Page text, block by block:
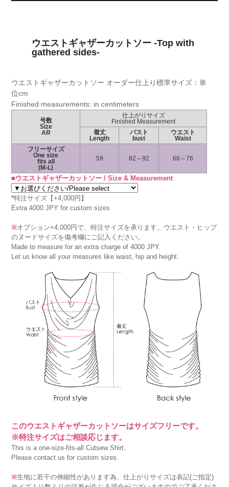
ウエストギャザーカットソー -Top with
gathered sides-
ウエストギャザーカットソー オーダー仕上り標準サイズ：単
位cm
Finished measurements: in centimeters
号数
Size
AR
仕上がりサイズ
Finished Measurement
着丈
Length
バスト
bust
ウエスト
Waist
フリーサイズ
One size
fits all
(M-L)
59 82～92 66～76
■ウエストギャザーカットソー / Size & Measurement
*特注サイズ【+4,000円】
Extra 4000 JPY for custom sizes
※オプション+4,000円で、特注サイズを承ります。ウエスト・ヒップ
のヌードサイズを備考欄にご記入ください。
Made to measure for an extra charge of 4000 JPY.
Let us know all your measures like waist, hip and height.
このウエストギャザーカットソーはサイズフリーです。
※特注サイズはご相談応じます。
This is a one-size-fits-all Cutsew Shirt.
Please contact us for custom sizes.
※生地に若干の伸縮性があります為、仕上がりサイズは表記(ご指定)